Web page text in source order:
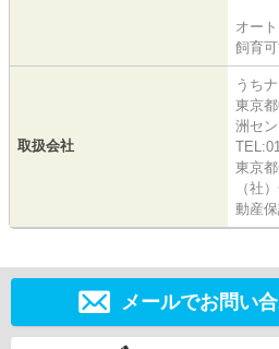
オー
飼育可
取扱会社
うち
東京
洲セ
東京
（社
動産
メールでお問い